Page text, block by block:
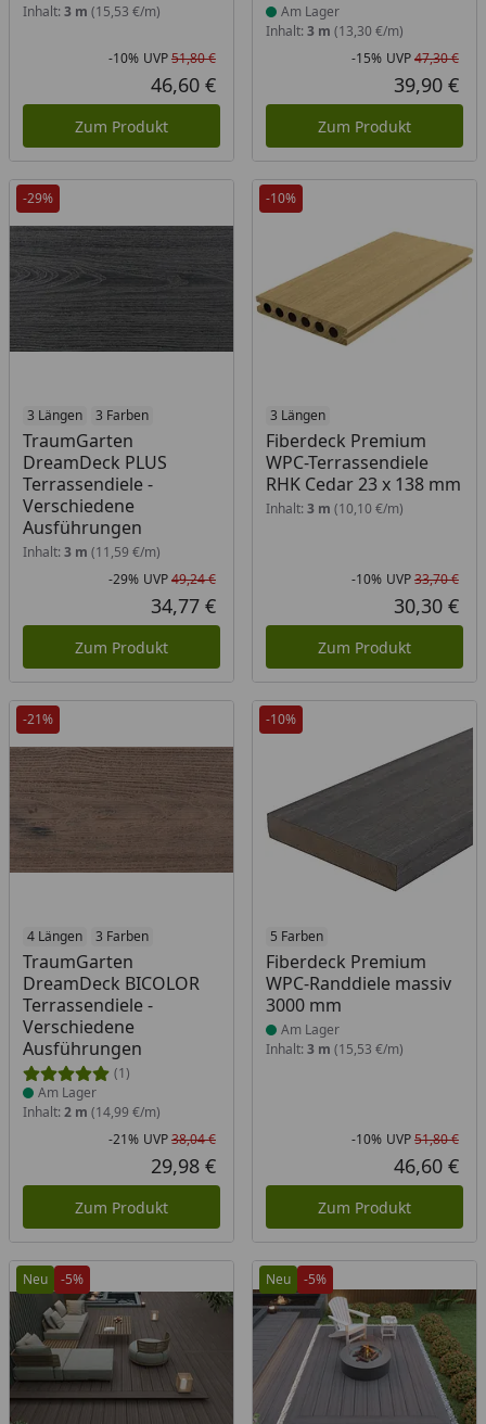
Inhalt: 3 m (15,53 €/m)
Rabatt in Prozent
-10%
Ursprünglicher Preis
UVP51,80 €
Aktueller Preis
46,60 €
Zum Produkt
Am Lager
Inhalt: 3 m (13,30 €/m)
-15% UVP47,30 €
39,90 €
Zum Produkt
-29%
3 Längen 3 Farben
TraumGarten
DreamDeck PLUS
Terrassendiele -
Verschiedene
Ausführungen
Inhalt: 3 m (11,59 €/m)
Rabatt in Prozent
-29%
Ursprünglicher Preis
UVP49,24 €
Aktueller Preis
34,77 €
Zum Produkt
-10%
3 Längen
Fiberdeck Premium
WPC-Terrassendiele
RHK Cedar 23 x 138 mm
Inhalt: 3 m (10,10 €/m)
-10% UVP33,70 €
30,30 €
Zum Produkt
-21%
4 Längen 3 Farben
TraumGarten
DreamDeck BICOLOR
Terrassendiele -
Verschiedene
Ausführungen
(1)
Produkt am Lager
Am Lager
Inhalt: 2 m (14,99 €/m)
Rabatt in Prozent
-21%
Ursprünglicher Preis
UVP38,04 €
Aktueller Preis
29,98 €
Zum Produkt
-10%
5 Farben
Fiberdeck Premium
WPC-Randdiele massiv
3000 mm
Produkt am Lager
Am Lager
Inhalt: 3 m (15,53 €/m)
-10% UVP51,80 €
46,60 €
Zum Produkt
Neu -5% Neu -5%